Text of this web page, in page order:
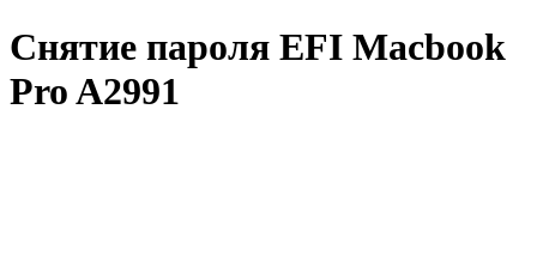
Снятие пароля EFI Macbook
Pro A2991